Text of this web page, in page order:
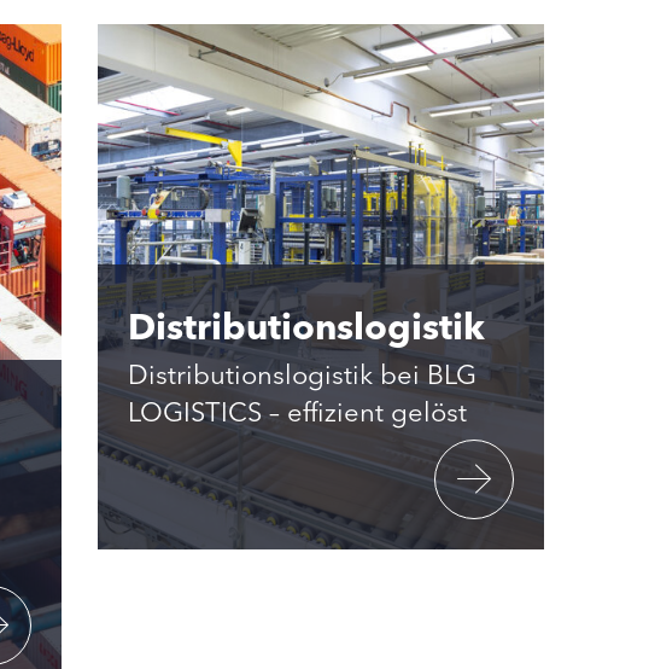
Distributionslogistik
Distributionslogistik bei BLG
LOGISTICS – effizient gelöst